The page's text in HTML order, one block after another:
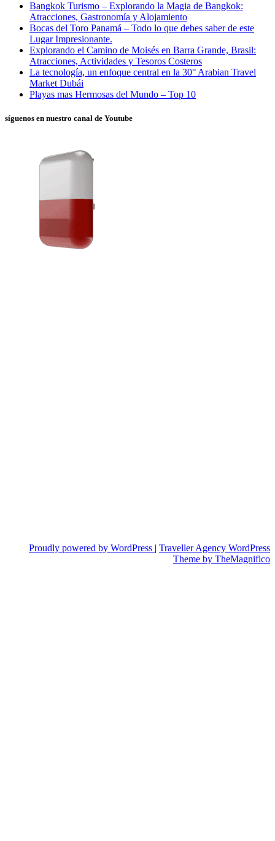
Bangkok Turismo – Explorando la Magia de Bangkok:
Atracciones, Gastronomía y Alojamiento
Bocas del Toro Panamá – Todo lo que debes saber de este
Lugar Impresionante.
Explorando el Camino de Moisés en Barra Grande, Brasil:
Atracciones, Actividades y Tesoros Costeros
La tecnología, un enfoque central en la 30° Arabian Travel
Market Dubái
Playas mas Hermosas del Mundo – Top 10
síguenos en nuestro canal de Youtube
Proudly powered by WordPress | Traveller Agency WordPress
Theme by TheMagnifico